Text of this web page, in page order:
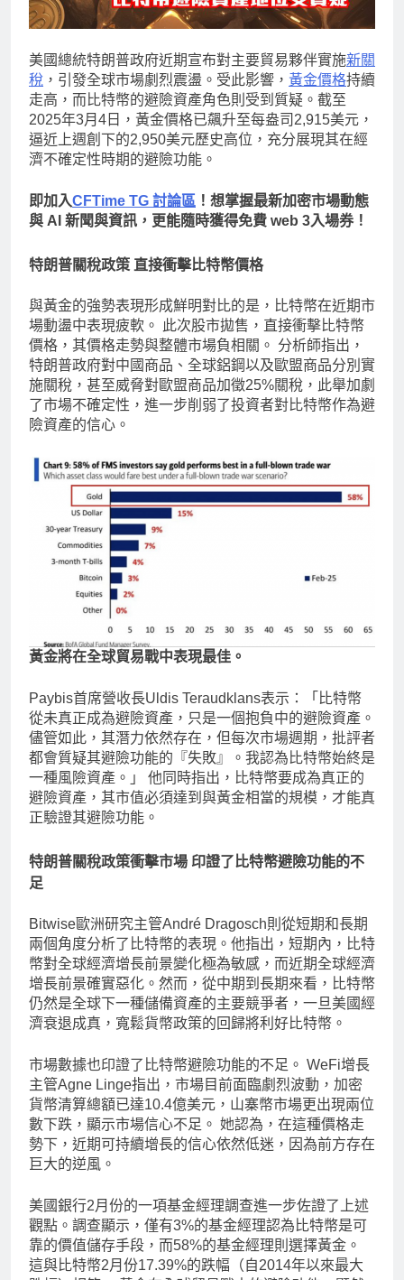
美國總統特朗普政府近期宣布對主要貿易夥伴實施新關
稅 ，引發全球市場劇烈震盪。受此影響， 黃金價格持續
走高，而比特幣的避險資產角色則受到質疑。截至
2025年3月4日，黃金價格已飆升至每盎司2,915美元，
逼近上週創下的2,950美元歷史高位，充分展現其在經
濟不確定性時期的避險功能。
即加入CFTime TG 討論區 ！想掌握最新加密市場動態
與 AI 新聞與資訊，更能隨時獲得免費 web 3入場券！
特朗普關稅政策 直接衝擊比特幣價格
與黃金的強勢表現形成鮮明對比的是，比特幣在近期市
場動盪中表現疲軟。 此次股市拋售，直接衝擊比特幣
價格，其價格走勢與整體市場負相關。 分析師指出，
特朗普政府對中國商品、全球鋁鋼以及歐盟商品分別實
施關稅，甚至威脅對歐盟商品加徵25%關稅，此舉加劇
了市場不確定性，進一步削弱了投資者對比特幣作為避
險資產的信心。
黃金將在全球貿易戰中表現最佳。
Paybis首席營收長Uldis Teraudklans表示：「比特幣
從未真正成為避險資產，只是一個抱負中的避險資產。
儘管如此，其潛力依然存在，但每次市場週期，批評者
都會質疑其避險功能的『失敗』。我認為比特幣始終是
一種風險資產。」 他同時指出，比特幣要成為真正的
避險資產，其市值必須達到與黃金相當的規模，才能真
正驗證其避險功能。
特朗普關稅政策衝擊市場 印證了比特幣避險功能的不
足
Bitwise歐洲研究主管André Dragosch則從短期和長期
兩個角度分析了比特幣的表現。他指出，短期內，比特
幣對全球經濟增長前景變化極為敏感，而近期全球經濟
增長前景確實惡化。然而，從中期到長期來看，比特幣
仍然是全球下一種儲備資產的主要競爭者，一旦美國經
濟衰退成真，寬鬆貨幣政策的回歸將利好比特幣。
市場數據也印證了比特幣避險功能的不足。 WeFi增長
主管Agne Linge指出，市場目前面臨劇烈波動，加密
貨幣清算總額已達10.4億美元，山寨幣市場更出現兩位
數下跌，顯示市場信心不足。 她認為，在這種價格走
勢下，近期可持續增長的信心依然低迷，因為前方存在
巨大的逆風。
美國銀行2月份的一項基金經理調查進一步佐證了上述
觀點。調查顯示，僅有3%的基金經理認為比特幣是可
靠的價值儲存手段，而58%的基金經理則選擇黃金。
這與比特幣2月份17.39%的跌幅（自2014年以來最大